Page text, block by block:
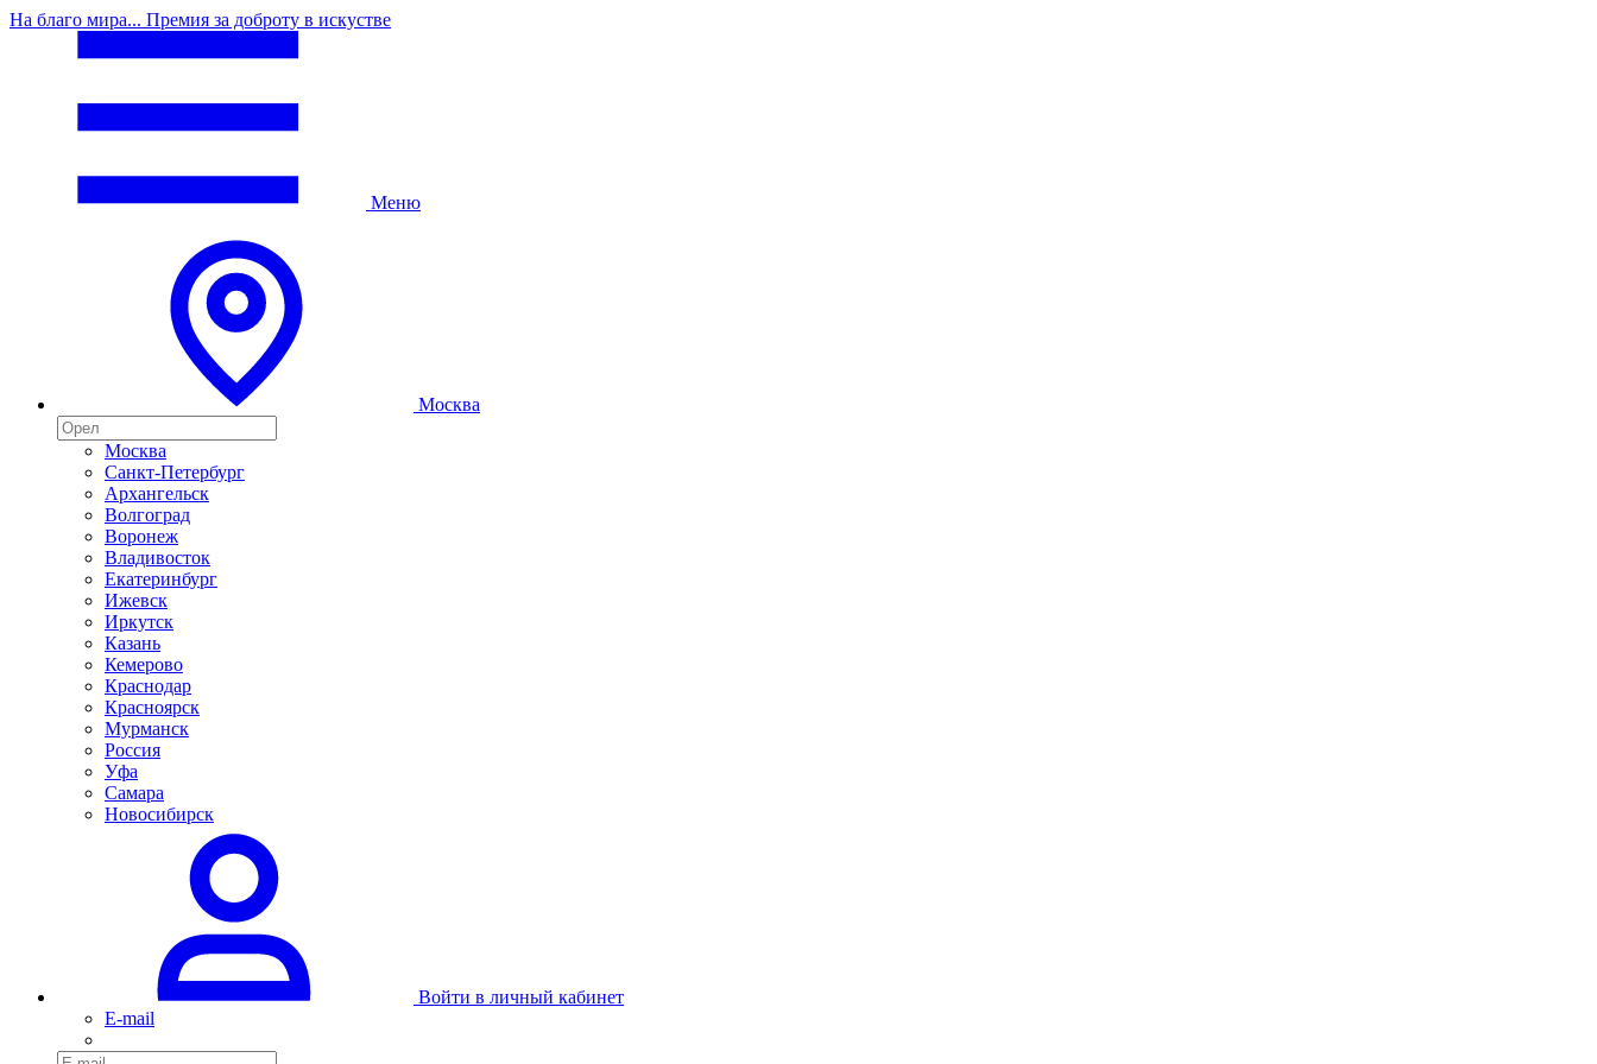
На благо мира... Премия за доброту в искустве
Меню
Москва
Москва
Санкт-Петербург
Архангельск
Волгоград
Воронеж
Владивосток
Екатеринбург
Ижевск
Иркутск
Казань
Кемерово
Краснодар
Красноярск
Мурманск
Россия
Уфа
Самара
Новосибирск
Войти в личный кабинет
E-mail